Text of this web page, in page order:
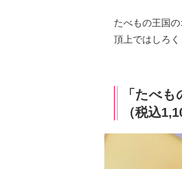
たべもの王国
頂上ではしろく
「たべ
（税込